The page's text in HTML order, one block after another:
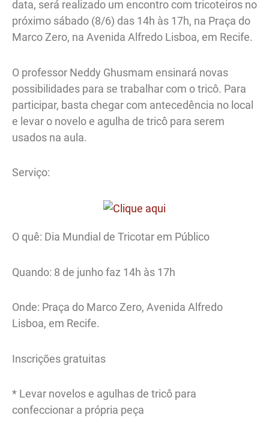
data, será realizado um encontro com tricoteiros no
próximo sábado (8/6) das 14h às 17h, na Praça do
Marco Zero, na Avenida Alfredo Lisboa, em Recife.
O professor Neddy Ghusmam ensinará novas
possibilidades para se trabalhar com o tricô. Para
participar, basta chegar com antecedência no local
e levar o novelo e agulha de tricô para serem
usados na aula.
Serviço:
O quê: Dia Mundial de Tricotar em Público
Quando: 8 de junho faz 14h às 17h
Onde: Praça do Marco Zero, Avenida Alfredo
Lisboa, em Recife.
Inscrições gratuitas
* Levar novelos e agulhas de tricô para
confeccionar a própria peça